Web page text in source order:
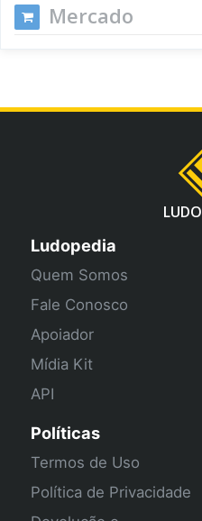
Mercado
LUDO
Ludopedia
Quem Somos
Fale Conosco
Apoiador
Mídia Kit
API
Políticas
Termos de Uso
Política de Privacidade